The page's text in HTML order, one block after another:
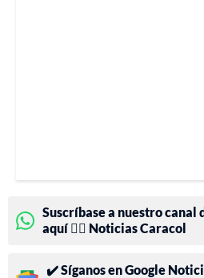
Suscríbase a nuestro canal
aquí 👉🏻 Noticias Caracol
✔️ Síganos en Google